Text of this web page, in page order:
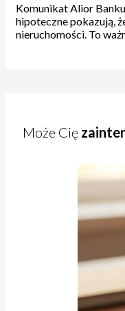
Komunikat Alior
hipoteczne pokazują,
nieruchomości. To
Może Cię